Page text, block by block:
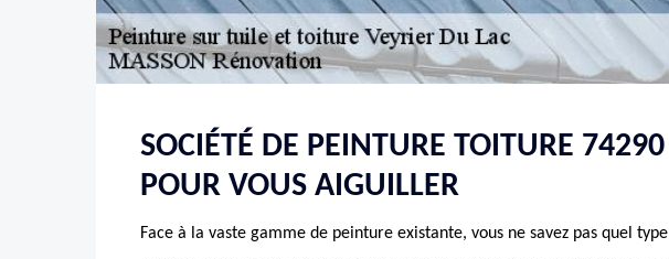
SOCIÉTÉ DE PEINTURE TOITURE 74290
POUR VOUS AIGUILLER
Face à la vaste gamme de peinture existante, vous ne savez pas quel type